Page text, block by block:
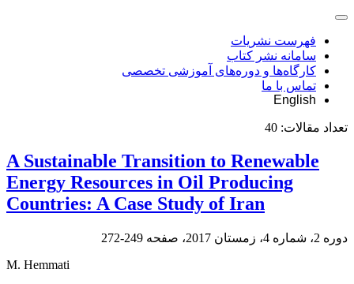
فهرست نشریات
سامانه نشر کتاب
کارگاه‌ها و دوره‌های آموزشی تخصصی
تماس با ما
English
تعداد مقالات: 40
A Sustainable Transition to Renewable
Energy Resources in Oil Producing
Countries: A Case Study of Iran
دوره 2، شماره 4، زمستان 2017، صفحه
249-272
M. Hemmati